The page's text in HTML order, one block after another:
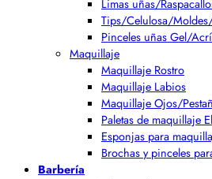
Limas uñas/
Tips/Celulosa/
Pinceles uñas Gel/
Maquillaje
Maquillaje Rostro
Maquillaje Labios
Maquillaje Ojos/
Paletas de maquillaje
Esponjas para
Brochas y pinceles
Barbería